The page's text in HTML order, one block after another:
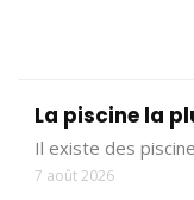
La piscine la
Il existe des
7 août 2026